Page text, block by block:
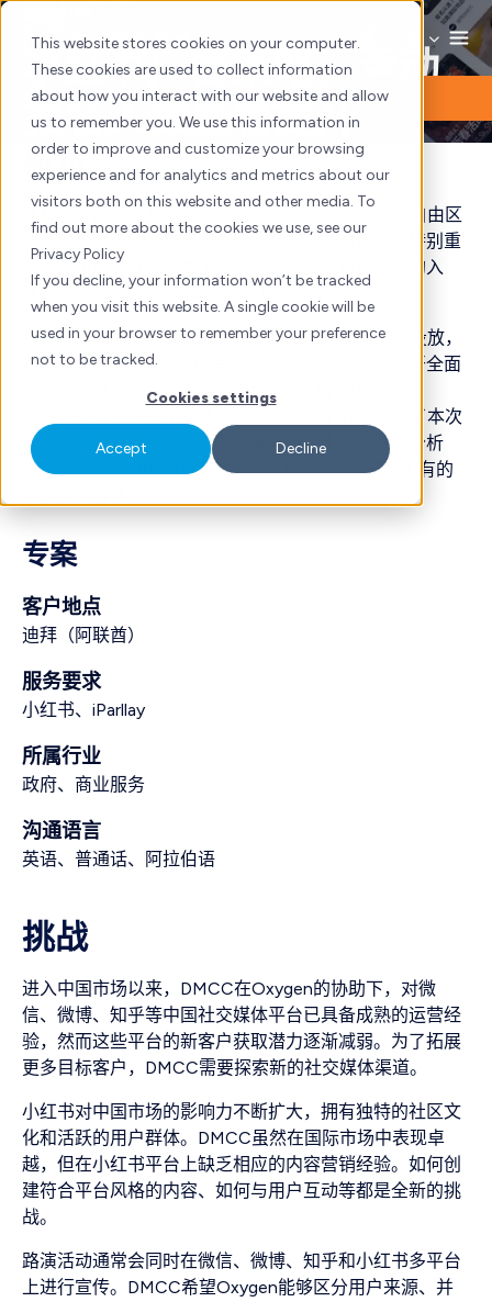
This website stores cookies on your computer.
These cookies are used to collect information
about how you interact with our website and allow
us to remember you. We use this information in
order to improve and customize your browsing
experience and for analytics and metrics about our
visitors both on this website and other media. To
find out more about the cookies we use, see our
Privacy Policy
If you decline, your information won’t be tracked
when you visit this website. A single cookie will be
used in your browser to remember your preference
not to be tracked.
Cookies settings
Accept Decline
Skip
content
小红书广告策略，活动
报名人数显著提升
概览
迪拜多种商品交易中心（DMCC）作为全球领先的自由区
和商品交易中心，在扩展其全球影响力的过程中，特别重
视中国市场的开拓。为了吸引中国企业家和投资者的入
驻，DMCC在2024年举办了多场中国路演活动。
在路演活动期间，DMCC通过小红书平台进行广告投放，
并结合微信、微博、知乎等中国社交媒体平台，展开全面
宣传。通过宣传，本次报名参会人数创下历史新高。
DMCC亦成功获取了大量潜在客户，而小红书成为了本次
营销活动中获取潜在客户的关键来源。本文将深入分析
Oxygen如何利用小红书平台，为DMCC带来前所未有的
专案
客户地点
迪拜（阿联酋）
服务要求
小红书、iParllay
所属行业
政府、商业服务
沟通语言
英语、普通话、阿拉伯语
挑战
进入中国市场以来，DMCC在Oxygen的协助下，对微
信、微博、知乎等中国社交媒体平台已具备成熟的运营经
验，然而这些平台的新客户获取潜力逐渐减弱。为了拓展
更多目标客户，DMCC需要探索新的社交媒体渠道。
小红书对中国市场的影响力不断扩大，拥有独特的社区文
化和活跃的用户群体。DMCC虽然在国际市场中表现卓
越，但在小红书平台上缺乏相应的内容营销经验。如何创
建符合平台风格的内容、如何与用户互动等都是全新的挑
战。
路演活动通常会同时在微信、微博、知乎和小红书多平台
上进行宣传。DMCC希望Oxygen能够区分用户来源、并